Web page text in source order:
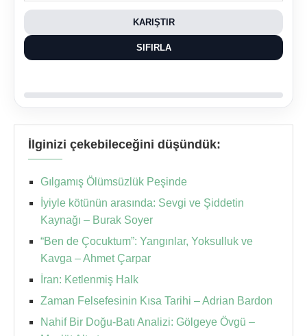
KARIŞTIR
SIFIRLA
İlginizi çekebileceğini düşündük:
Gılgamış Ölümsüzlük Peşinde
İyiyle kötünün arasında: Sevgi ve Şiddetin
Kaynağı – Burak Soyer
“Ben de Çocuktum”: Yangınlar, Yoksulluk ve
Kavga – Ahmet Çarpar
İran: Ketlenmiş Halk
Zaman Felsefesinin Kısa Tarihi – Adrian Bardon
Nahif Bir Doğu-Batı Analizi: Gölgeye Övgü –